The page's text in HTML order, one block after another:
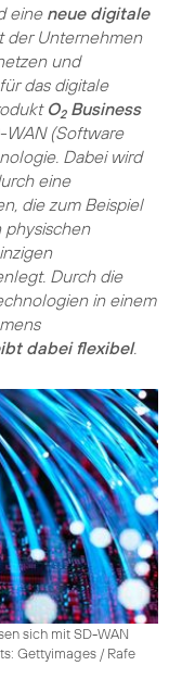
eine neue digitale
Unternehmen
und
das digitale
O2Business
(Software
Dabei wird
eine
die zum Beispiel
Durch die
in einem
dabei flexibel.
sich mit SD-WAN
Gettyimages / Rafe